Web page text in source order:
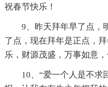
祝春节快乐！
9、昨天拜年早了点，
了点，现在拜年是正点，
乐，财源茂盛，万事如意
10、“爱一个人是不求